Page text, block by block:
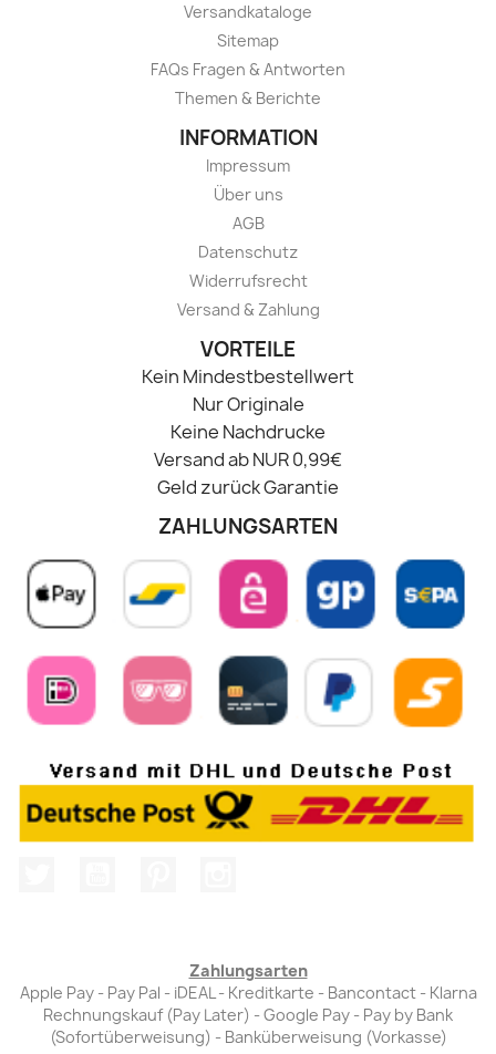
Versandkataloge
Sitemap
FAQs Fragen & Antworten
Themen & Berichte
INFORMATION
Impressum
Über uns
AGB
Datenschutz
Widerrufsrecht
Versand & Zahlung
VORTEILE
Kein Mindestbestellwert
Nur Originale
Keine Nachdrucke
Versand ab NUR 0,99€
Geld zurück Garantie
ZAHLUNGSARTEN
Zahlungsarten
Apple Pay - Pay Pal - iDEAL - Kreditkarte - Bancontact - Klarna
Rechnungskauf (Pay Later) - Google Pay - Pay by Bank
(Sofortüberweisung) - Banküberweisung (Vorkasse)